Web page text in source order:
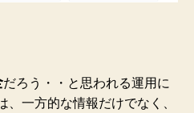
だろう・・と思われる運用に
、一方的な情報だけでなく、